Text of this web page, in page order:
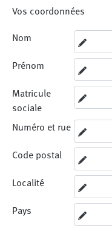
Vos coordonnées
Nom
Prénom
Matricule
sociale
Numéro et rue
Code postal
Localité
Pays